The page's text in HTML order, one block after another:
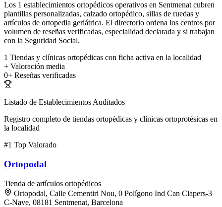
Los 1 establecimientos ortopédicos operativos en Sentmenat cubren
plantillas personalizadas, calzado ortopédico, sillas de ruedas y
artículos de ortopedia geriátrica. El directorio ordena los centros por
volumen de reseñas verificadas, especialidad declarada y si trabajan
con la Seguridad Social.
1 Tiendas y clínicas ortopédicas con ficha activa en la localidad
+ Valoración media
0+ Reseñas verificadas
Listado de Establecimientos Auditados
Registro completo de tiendas ortopédicas y clínicas ortoprotésicas en
la localidad
#1 Top Valorado
Ortopodal
Tienda de artículos ortopédicos
Ortopodal, Calle Cementiri Nou, 0 Polígono Ind Can Clapers-3
C-Nave, 08181 Sentmenat, Barcelona